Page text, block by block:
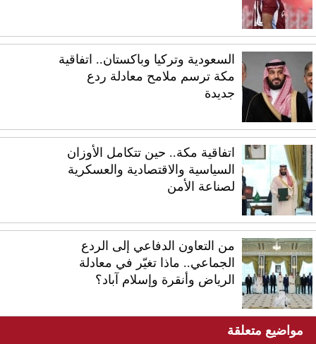
السعودية وتركيا وباكستان.. اتفاقية
مكة ترسم ملامح معادلة ردع
جديدة
اتفاقية مكة.. حين تتكامل الأوزان
السياسية والاقتصادية والعسكرية
لصناعة الأمن
من التعاون الدفاعي إلى الردع
الجماعي.. ماذا تغيّر في معادلة
الرياض وأنقرة وإسلام آباد؟
مواضيع متعلقة